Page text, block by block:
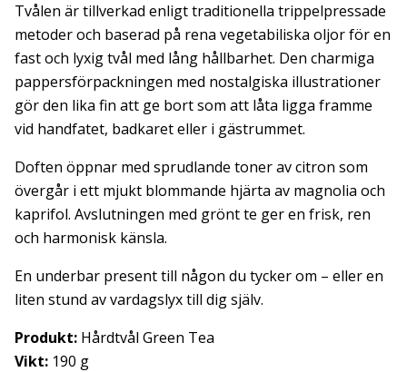
Tvålen är tillverkad enligt traditionella trippelpressade
metoder och baserad på rena vegetabiliska oljor för en
fast och lyxig tvål med lång hållbarhet. Den charmiga
pappersförpackningen med nostalgiska illustrationer
gör den lika fin att ge bort som att låta ligga framme
vid handfatet, badkaret eller i gästrummet.
Doften öppnar med sprudlande toner av citron som
övergår i ett mjukt blommande hjärta av magnolia och
kaprifol. Avslutningen med grönt te ger en frisk, ren
och harmonisk känsla.
En underbar present till någon du tycker om – eller en
liten stund av vardagslyx till dig själv.
Produkt: Hårdtvål Green Tea
Vikt: 190 g